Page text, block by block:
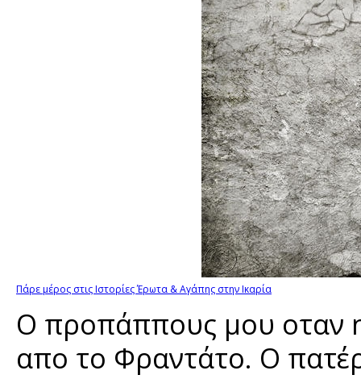
Πάρε μέρος στις Ιστορίες Έρωτα & Αγάπης στην Ικαρία
Ο προπάππους μου οταν
απο το Φραντάτο. Ο